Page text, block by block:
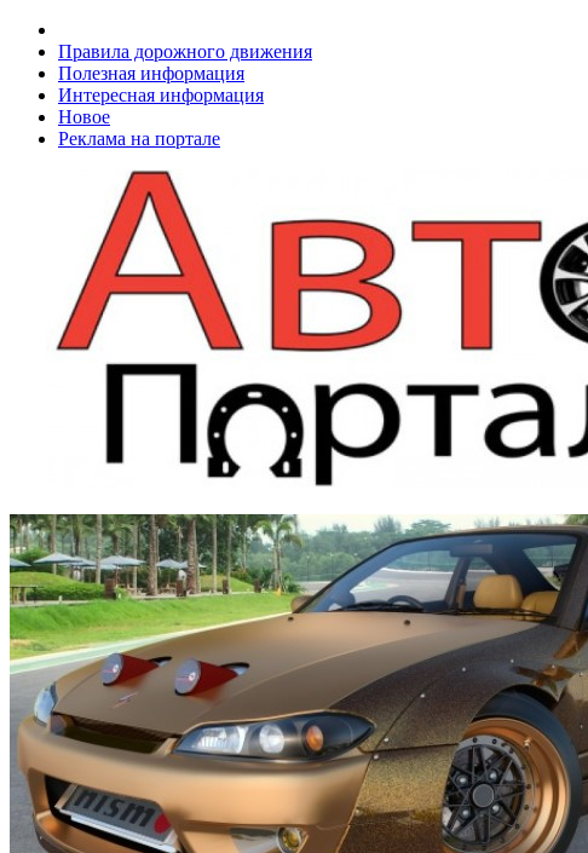
Правила дорожного движения
Полезная информация
Интересная информация
Новое
Реклама на портале